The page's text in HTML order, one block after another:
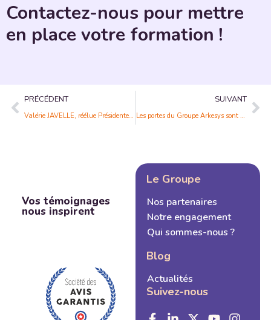
Contactez-nous pour mettre
en place votre formation !
PRÉCÉDENT
Valérie JAVELLE, réélue Présidente de la FFP en région Auvergne-Rhône-Alpes !
SUIVANT
Les portes du Groupe Arkesys sont réouvertes !
Vos témoignages
nous inspirent
Le Groupe
Nos partenaires
Notre engagement
Qui sommes-nous ?
Blog
Actualités
Suivez-nous